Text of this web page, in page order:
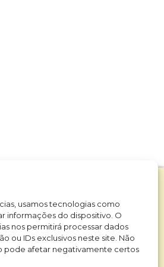
usamos tecnologias como
informações do dispositivo. O
nos permitirá processar dados
ou IDs exclusivos neste site. Não
pode afetar negativamente certos
XV
de